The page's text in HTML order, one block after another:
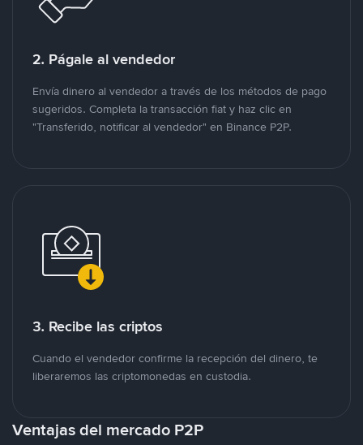
2. Págale al vendedor
Envía dinero al vendedor a través de los métodos de pago
sugeridos. Completa la transacción fiat y haz clic en
"Transferido, notificar al vendedor" en Binance P2P.
3. Recibe las criptos
Cuando el vendedor confirme la recepción del dinero, te
liberaremos las criptomonedas en custodia.
Ventajas del mercado P2P